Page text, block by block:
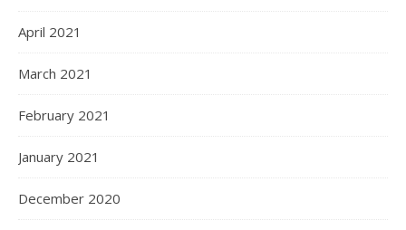
April 2021
March 2021
February 2021
January 2021
December 2020